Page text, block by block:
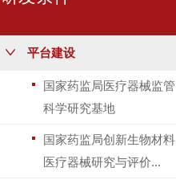
平台建设
国家药监局医疗器械监管
科学研究基地
国家药监局创新生物材料
医疗器械研究与评价...